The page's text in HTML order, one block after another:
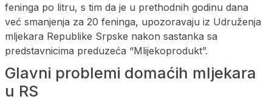
feninga po litru, s tim da je u prethodnih godinu dana
već smanjenja za 20 feninga, upozoravaju iz Udruženja
mljekara Republike Srpske nakon sastanka sa
predstavnicima preduzeća “Mlijekoprodukt”.
Glavni problemi domaćih mljekara
u RS